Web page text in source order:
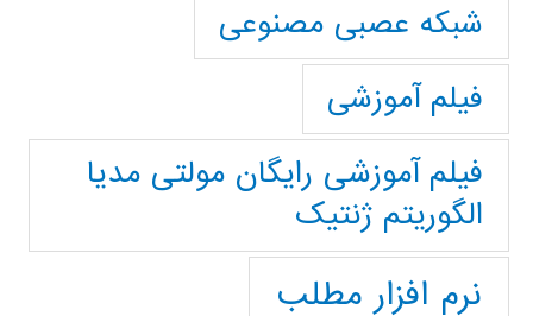
شبکه عصبی مصنوعی
فیلم آموزشی
فیلم آموزشی رایگان مولتی مدیا
الگوریتم ژنتیک
نرم افزار مطلب